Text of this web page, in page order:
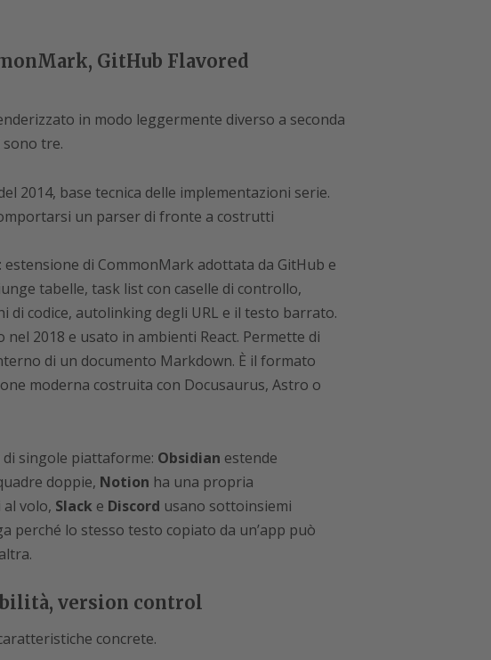
GitHub Flavored
in modo leggermente diverso a seconda
tre.
2014, base tecnica delle implementazioni serie.
un parser di fronte a costrutti
estensione di CommonMark adottata da GitHub e
tabelle, task list con caselle di controllo,
di codice, autolinking degli URL e il testo barrato.
nel 2018 e usato in ambienti React. Permette di
di un documento Markdown. È il formato
moderna costruita con Docusaurus, Astro o
singole piattaforme: Obsidian estende
doppie, Notion ha una propria
volo, Slacke Discord usano sottoinsiemi
perché lo stesso testo copiato da un’app può
version control
concrete.